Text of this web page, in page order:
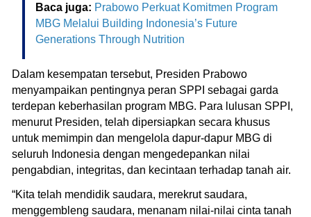
Baca juga: Prabowo Perkuat Komitmen Program
MBG Melalui Building Indonesia’s Future
Generations Through Nutrition
Dalam kesempatan tersebut, Presiden Prabowo
menyampaikan pentingnya peran SPPI sebagai garda
terdepan keberhasilan program MBG. Para lulusan SPPI,
menurut Presiden, telah dipersiapkan secara khusus
untuk memimpin dan mengelola dapur-dapur MBG di
seluruh Indonesia dengan mengedepankan nilai
pengabdian, integritas, dan kecintaan terhadap tanah air.
“Kita telah mendidik saudara, merekrut saudara,
menggembleng saudara, menanam nilai-nilai cinta tanah